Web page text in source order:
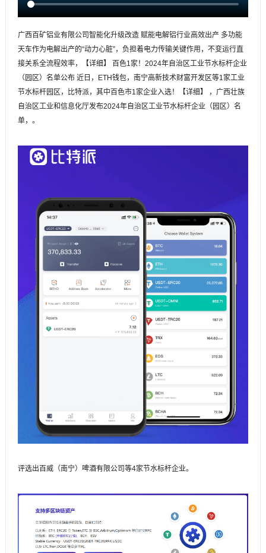
广西百矿铝业有限公司智能化升级改造 赋能电解铝行业高效出产 多功能
天车作为电解出产的“动力心脏”，负担着电力传输关键作用，不变运行直
接关系全流程效率，【详细】 百色1家！2024年自治区工业节水标杆企业
（园区）名单公布 近日，ETH钱包，南宁高新技术财富开发区等1家工业
节水标杆园区，比特派，其中百色市1家企业入选！【详细】 ，广西壮族
自治区工业和信息化厅发布2024年自治区工业节水标杆企业（园区）名
单，。
评选出百威（南宁）啤酒有限公司等4家节水标杆企业。